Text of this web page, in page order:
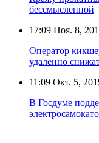
бессмысленной
17:09 Ноя. 8,
Оператор
удаленно
11:09 Окт. 5,
В Госдуме